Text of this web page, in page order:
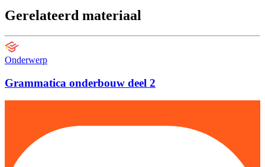
Gerelateerd materiaal
Onderwerp
Grammatica onderbouw deel 2